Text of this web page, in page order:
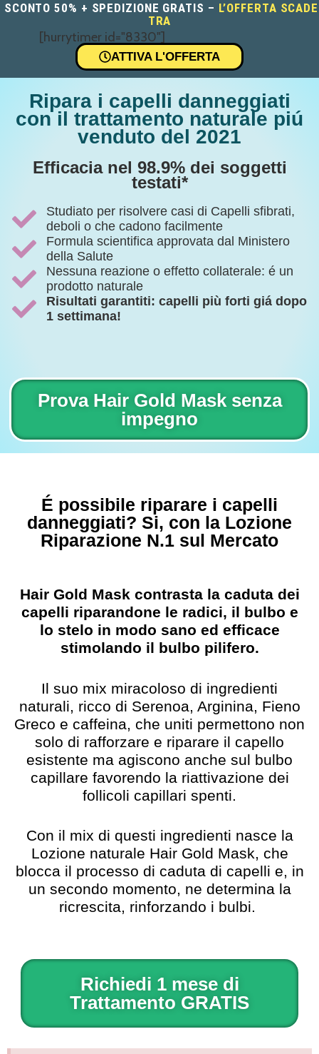
SCONTO 50% + SPEDIZIONE GRATIS – L’OFFERTA SCADE
TRA
[hurrytimer id="8330"]
ATTIVA L'OFFERTA
Ripara i capelli danneggiati
con il trattamento naturale piú
venduto del 2021
Efficacia nel 98.9% dei soggetti
testati*
Studiato per risolvere casi di Capelli sfibrati,
deboli o che cadono facilmente
Formula scientifica approvata dal Ministero
della Salute
Nessuna reazione o effetto collaterale: é un
prodotto naturale
Risultati garantiti: capelli più forti giá dopo
1 settimana!
Prova Hair Gold Mask senza
impegno
É possibile riparare i capelli
danneggiati? Si, con la Lozione
Riparazione N.1 sul Mercato
Hair Gold Mask contrasta la caduta dei
capelli riparandone le radici, il bulbo e
lo stelo in modo sano ed efficace
stimolando il bulbo pilifero.
Il suo mix miracoloso di ingredienti
naturali, ricco di Serenoa, Arginina, Fieno
Greco e caffeina, che uniti permettono non
solo di rafforzare e riparare il capello
esistente ma agiscono anche sul bulbo
capillare favorendo la riattivazione dei
follicoli capillari spenti.
Con il mix di questi ingredienti nasce la
Lozione naturale Hair Gold Mask, che
blocca il processo di caduta di capelli e, in
un secondo momento, ne determina la
ricrescita, rinforzando i bulbi.
Richiedi 1 mese di
Trattamento GRATIS